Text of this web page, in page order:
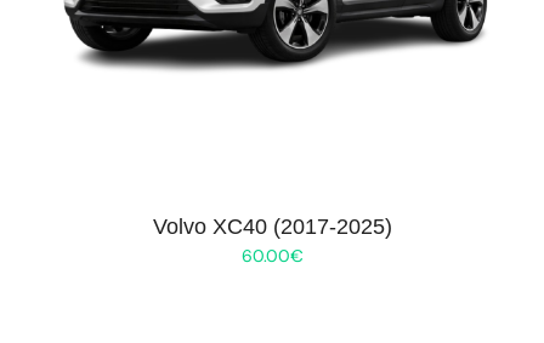
Volvo XC40 (2017-2025)
60.00€